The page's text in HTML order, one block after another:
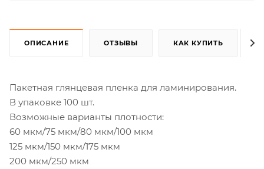
ОПИСАНИЕ ОТЗЫВЫ КАК КУПИТЬ
Пакетная глянцевая пленка для ламинирования.
В упаковке 100 шт.
Возможные варианты плотности:
60 мкм/75 мкм/80 мкм/100 мкм
125 мкм/150 мкм/175 мкм
200 мкм/250 мкм